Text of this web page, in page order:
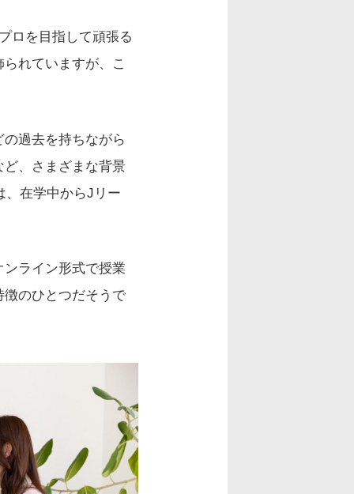
ロを目指して頑張る
れていますが、こ
過去を持ちながら
、さまざまな背景
、在学中からJリー
ライン形式で授業
のひとつだそうで